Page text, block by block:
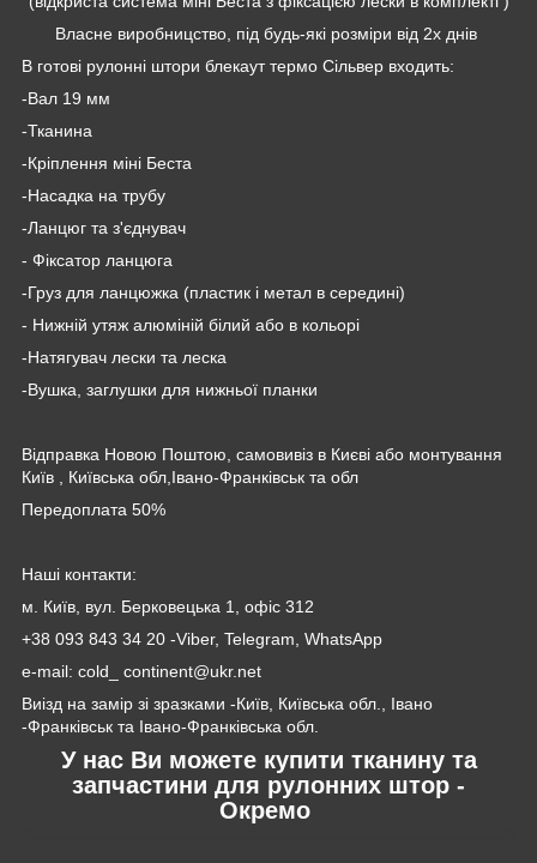
Власне виробницство, під будь-які розміри від 2х днів
В готові рулонні штори блекаут термо Сільвер входить:
-Вал 19 мм
-Тканина
-Кріплення міні Беста
-Насадка на трубу
-Ланцюг та з'єднувач
- Фіксатор ланцюга
-Груз для ланцюжка (пластик і метал в середині)
- Нижній утяж алюміній білий або в кольорі
-Натягувач лески та леска
-Вушка, заглушки для нижньої планки
Відправка Новою Поштою, самовивіз в Києві або монтування
Київ , Київська обл,Івано-Франківськ та обл
Передоплата 50%
Наші контакти:
м. Київ, вул. Берковецька 1, офіс 312
+38 093 843 34 20 -Viber, Telegram, WhatsApp
e-mail: cold_ continent@ukr.net
Виізд на замір зі зразками -Київ, Київська обл., Івано
-Франківськ та Івано-Франківська обл.
У нас Ви можете купити тканину та
запчастини для рулонних штор -
Окремо